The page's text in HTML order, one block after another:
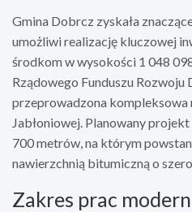
Gmina Dobrcz zyskała
umożliwi realizację kluczowej
środkom w wysokości 1 048
Rządowego Funduszu Rozwoju
przeprowadzona kompleksowa
Jabłoniowej. Planowany
700 metrów, na którym
nawierzchnią bitumiczną o
Zakres prac